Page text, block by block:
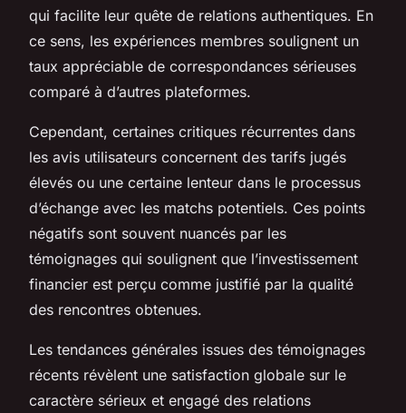
qui facilite leur quête de relations authentiques. En
ce sens, les expériences membres soulignent un
taux appréciable de correspondances sérieuses
comparé à d’autres plateformes.
Cependant, certaines critiques récurrentes dans
les avis utilisateurs concernent des tarifs jugés
élevés ou une certaine lenteur dans le processus
d’échange avec les matchs potentiels. Ces points
négatifs sont souvent nuancés par les
témoignages qui soulignent que l’investissement
financier est perçu comme justifié par la qualité
des rencontres obtenues.
Les tendances générales issues des témoignages
récents révèlent une satisfaction globale sur le
caractère sérieux et engagé des relations